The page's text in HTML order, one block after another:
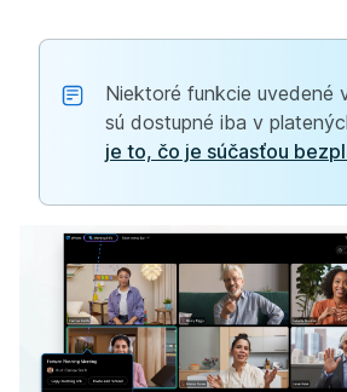
Niektoré funkcie uvedené
sú dostupné iba v
je to, čo je súčasťou